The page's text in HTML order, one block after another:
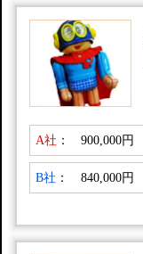
A社 ： 900,000円
B社 ： 840,000円